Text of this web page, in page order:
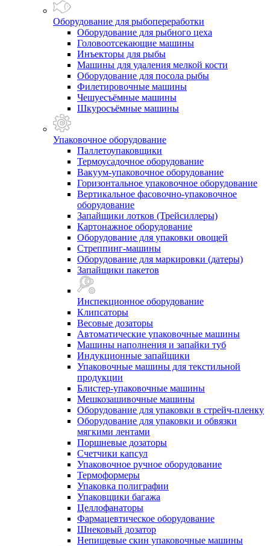
Оборудование для рыбопереработки
Оборудование для рыбного цеха
Головоотсекающие машины
Инъекторы для рыбы
Машины для удаления мелкой кости
Оборудование для посола рыбы
Филетировочные машины
Чешуесъёмные машины
Шкуросъёмные машины
Упаковочное оборудование
Паллетоупаковщики
Термоусадочное оборудование
Вакуум-упаковочное оборудование
Горизонтальное упаковочное оборудование
Вертикальное фасовочно-упаковочное
оборудование
Запайщики лотков (Трейсиллеры)
Картонажное оборудование
Оборудование для упаковки овощей
Стреппинг-машины
Оборудование для маркировки (датеры)
Запайщики пакетов
Инспекционное оборудование
Клипсаторы
Весовые дозаторы
Автоматические упаковочные машины
Машины наполнения и запайки туб
Индукционные запайщики
Упаковочные машины для текстильной
продукции
Блистер-упаковочные машины
Мешкозашивочные машины
Оборудование для упаковки в стрейч-пленку
Оборудование для упаковки и обвязки
мягкими лентами
Поршневые дозаторы
Счетчики капсул
Упаковочное ручное оборудование
Термоформеры
Упаковка полиграфии
Упаковщики багажа
Целлофанаторы
Фармацевтическое оборудование
Шнековый дозатор
Непищевые скин упаковочные машины